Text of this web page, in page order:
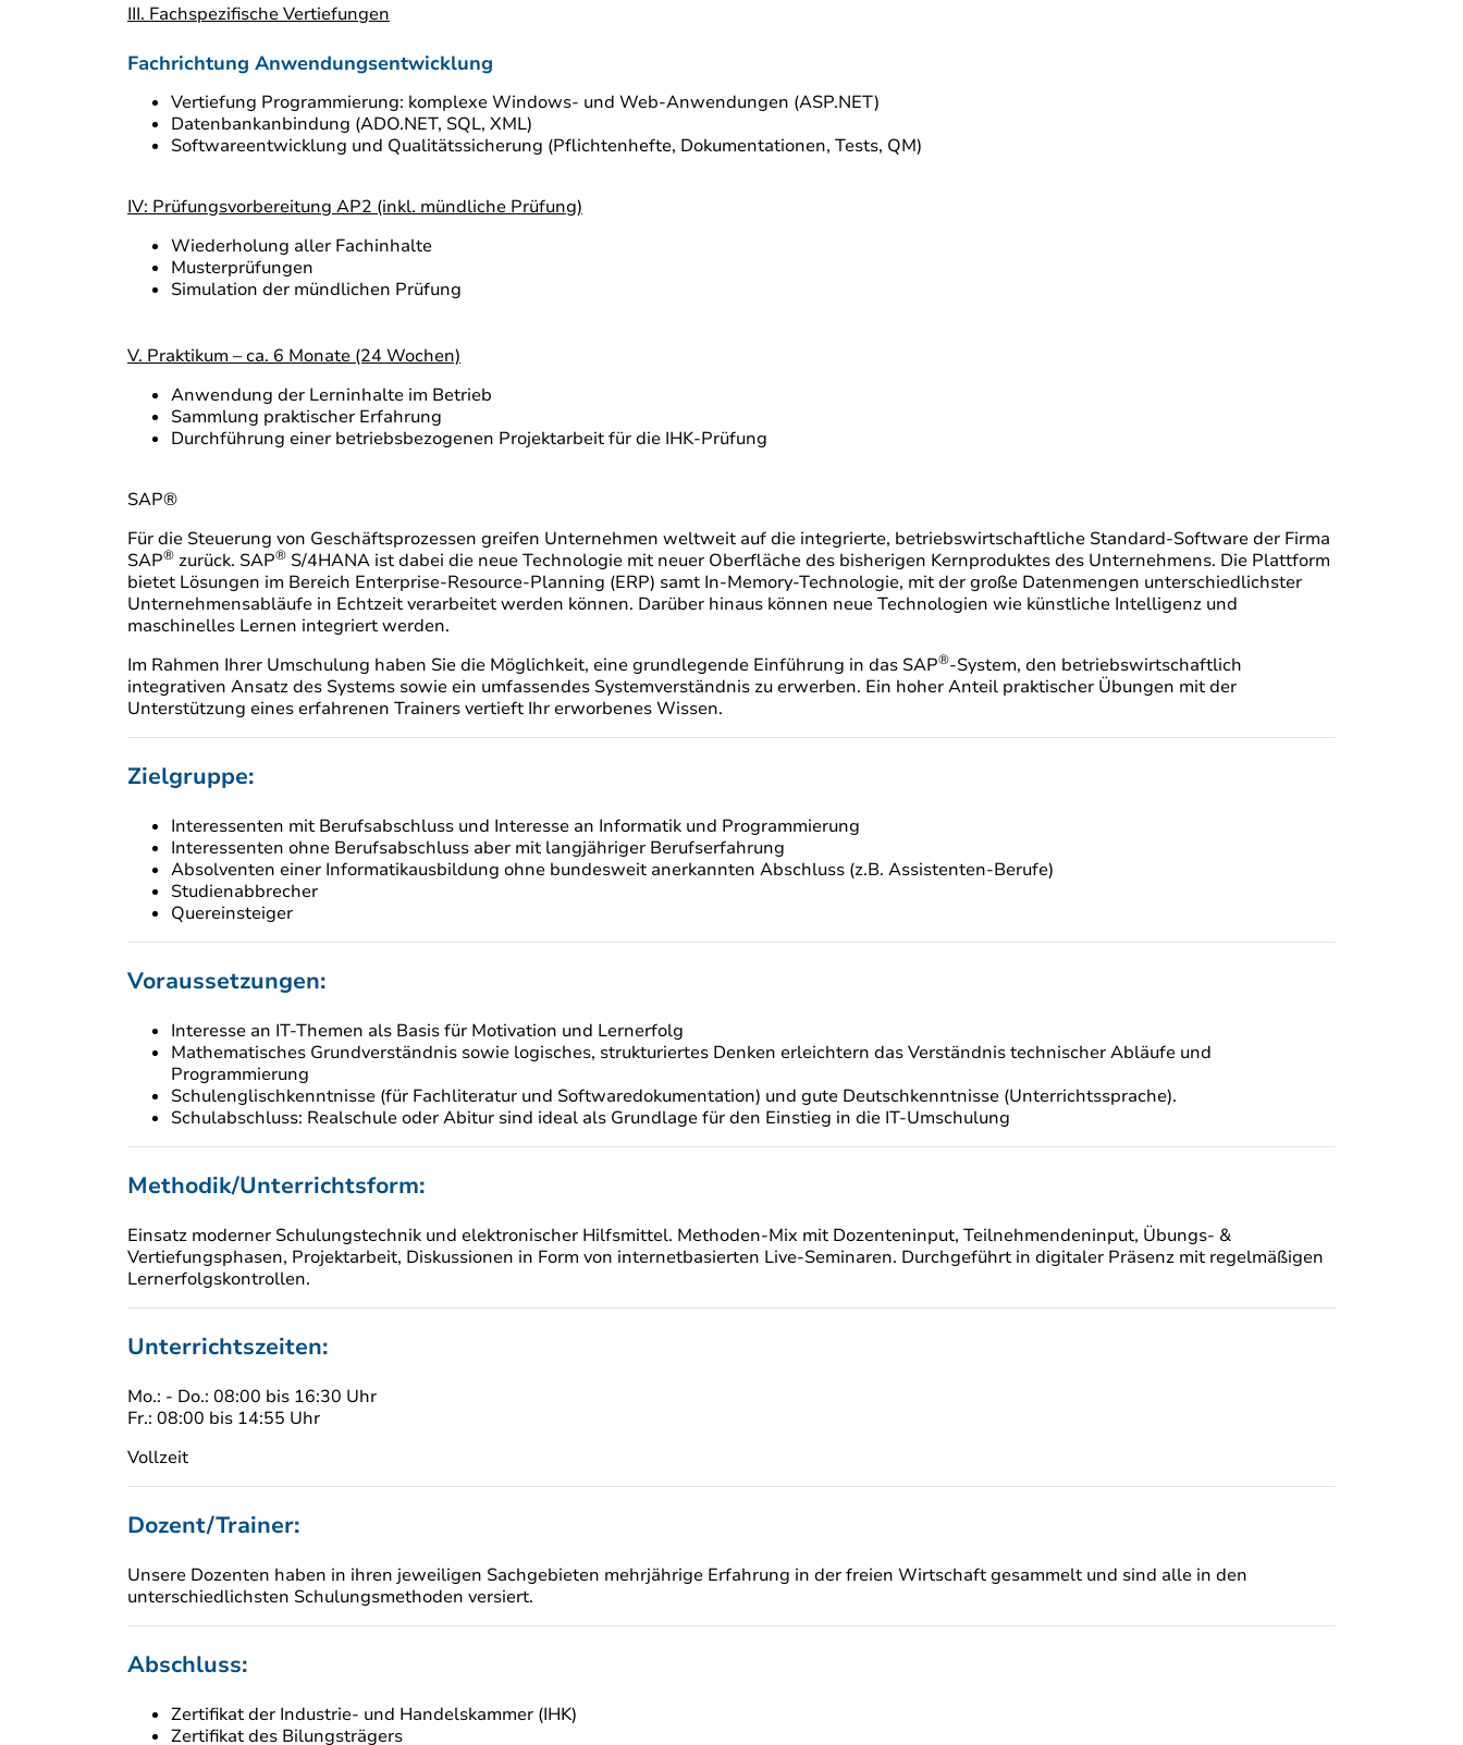
III. Fachspezifische Vertiefungen
Fachrichtung Anwendungsentwicklung
Vertiefung Programmierung: komplexe Windows- und Web-Anwendungen (ASP.NET)
Datenbankanbindung (ADO.NET, SQL, XML)
Softwareentwicklung und Qualitätssicherung (Pflichtenhefte, Dokumentationen, Tests, QM)
IV: Prüfungsvorbereitung AP2 (inkl. mündliche Prüfung)
Wiederholung aller Fachinhalte
Musterprüfungen
Simulation der mündlichen Prüfung
V. Praktikum – ca. 6 Monate (24 Wochen)
Anwendung der Lerninhalte im Betrieb
Sammlung praktischer Erfahrung
Durchführung einer betriebsbezogenen Projektarbeit für die IHK-Prüfung
SAP®
Für die Steuerung von Geschäftsprozessen greifen Unternehmen weltweit auf die integrierte, betriebswirtschaftliche Standard-Software der Firma
SAP® zurück. SAP® S/4HANA ist dabei die neue Technologie mit neuer Oberfläche des bisherigen Kernproduktes des Unternehmens. Die Plattform
bietet Lösungen im Bereich Enterprise-Resource-Planning (ERP) samt In-Memory-Technologie, mit der große Datenmengen unterschiedlichster
Unternehmensabläufe in Echtzeit verarbeitet werden können. Darüber hinaus können neue Technologien wie künstliche Intelligenz und
maschinelles Lernen integriert werden.
Im Rahmen Ihrer Umschulung haben Sie die Möglichkeit, eine grundlegende Einführung in das SAP®-System, den betriebswirtschaftlich
integrativen Ansatz des Systems sowie ein umfassendes Systemverständnis zu erwerben. Ein hoher Anteil praktischer Übungen mit der
Unterstützung eines erfahrenen Trainers vertieft Ihr erworbenes Wissen.
Zielgruppe:
Interessenten mit Berufsabschluss und Interesse an Informatik und Programmierung
Interessenten ohne Berufsabschluss aber mit langjähriger Berufserfahrung
Absolventen einer Informatikausbildung ohne bundesweit anerkannten Abschluss (z.B. Assistenten-Berufe)
Studienabbrecher
Quereinsteiger
Voraussetzungen:
Interesse an IT-Themen als Basis für Motivation und Lernerfolg
Mathematisches Grundverständnis sowie logisches, strukturiertes Denken erleichtern das Verständnis technischer Abläufe und
Programmierung
Schulenglischkenntnisse (für Fachliteratur und Softwaredokumentation) und gute Deutschkenntnisse (Unterrichtssprache).
Schulabschluss: Realschule oder Abitur sind ideal als Grundlage für den Einstieg in die IT-Umschulung
Methodik/Unterrichtsform:
Einsatz moderner Schulungstechnik und elektronischer Hilfsmittel. Methoden-Mix mit Dozenteninput, Teilnehmendeninput, Übungs- &
Vertiefungsphasen, Projektarbeit, Diskussionen in Form von internetbasierten Live-Seminaren. Durchgeführt in digitaler Präsenz mit regelmäßigen
Lernerfolgskontrollen.
Unterrichtszeiten:
Mo.: - Do.: 08:00 bis 16:30 Uhr
Fr.: 08:00 bis 14:55 Uhr
Vollzeit
Dozent/Trainer:
Unsere Dozenten haben in ihren jeweiligen Sachgebieten mehrjährige Erfahrung in der freien Wirtschaft gesammelt und sind alle in den
unterschiedlichsten Schulungsmethoden versiert.
Abschluss:
Zertifikat der Industrie- und Handelskammer (IHK)
Zertifikat des Bilungsträgers